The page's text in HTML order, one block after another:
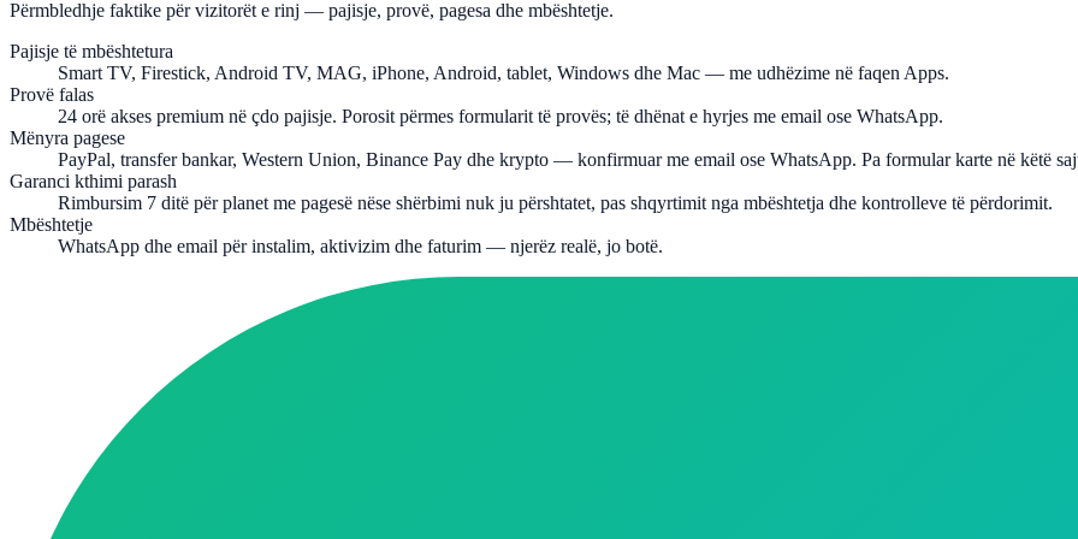
Përmbledhje faktike për vizitorët e rinj — pajisje, provë, pagesa dhe mbështetje.
Pajisje të mbështetura
Smart TV, Firestick, Android TV, MAG, iPhone, Android, tablet, Windows dhe Mac — me udhëzime në faqen Apps.
Provë falas
24 orë akses premium në çdo pajisje. Porosit përmes formularit të provës; të dhënat e hyrjes me email ose WhatsApp.
Mënyra pagese
PayPal, transfer bankar, Western Union, Binance Pay dhe krypto — konfirmuar me email ose WhatsApp. Pa formular karte në këtë
Garanci kthimi parash
Rimbursim 7 ditë për planet me pagesë nëse shërbimi nuk ju përshtatet, pas shqyrtimit nga mbështetja dhe kontrolleve të përdorimit.
Mbështetje
WhatsApp dhe email për instalim, aktivizim dhe faturim — njerëz realë, jo botë.